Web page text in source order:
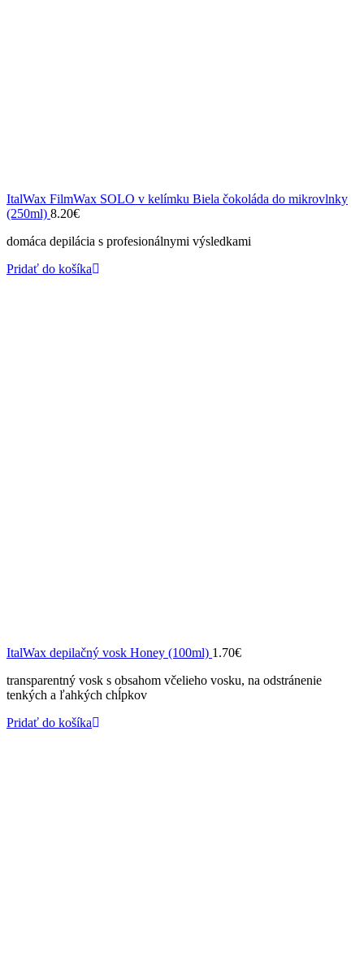
ItalWax FilmWax SOLO v kelímku Biela čokoláda do mikrovlnky
(250ml) 8.20€
domáca depilácia s profesionálnymi výsledkami
Pridať do košíka
ItalWax depilačný vosk Honey (100ml) 1.70€
transparentný vosk s obsahom včelieho vosku, na odstránenie
tenkých a ľahkých chĺpkov
Pridať do košíka